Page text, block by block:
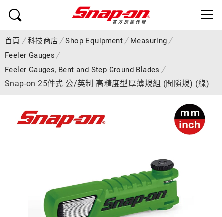
首頁 科技商店 Shop Equipment
Measuring
Feeler Gauges
Feeler Gauges, Bent and Step Ground Blades
Snap-on 25件式 公/英制 高精度型厚薄規組 (間隙規) (綠)